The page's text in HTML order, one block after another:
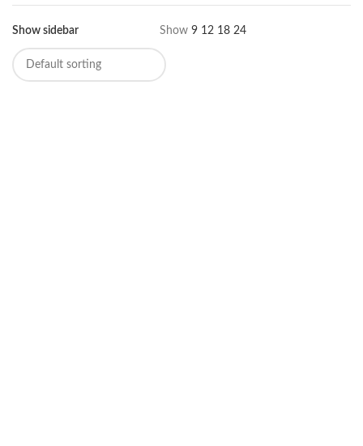
Show sidebar Show 9 12 18 24